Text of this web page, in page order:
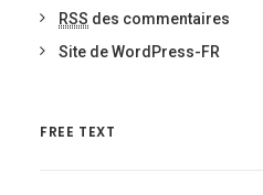
RSS des commentaires
Site de WordPress-FR
FREE TEXT